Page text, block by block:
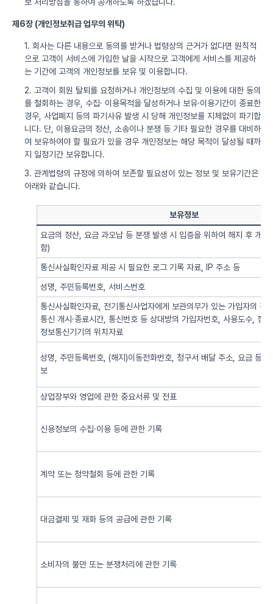
제6장 (개인정보취급 업무의 위탁)
1. 회사는 다른 내용으로 동의를 받거나 법령상의 근거가 없다면 원칙적
으로 고객이 서비스에 가입한 날을 시작으로 고객에게 서비스를 제공하
는 기간에 고객의 개인정보를 보유 및 이용합니다.
2. 고객이 회원 탈퇴를 요청하거나 개인정보의 수집 및 이용에 대한 동의
를 철회하는 경우, 수집· 이용목적을 달성하거나 보유·이용기간이 종료한
경우, 사업폐지 등의 파기사유 발생 시 당해 개인정보를 지체없이 파기합
니다. 단, 이용요금의 정산, 소송이나 분쟁 등 기타 필요한 경우를 대비하
여 보유하여야 할 필요가 있을 경우 개인정보는 해당 목적이 달성될 때까
지 일정기간 보유합니다.
3. 관계법령의 규정에 의하여 보존할 필요성이 있는 정보 및 보유기간은
아래와 같습니다.
보유정보
요금의 정산, 요금 과오납 등 분쟁 발생 시 입증을 위하여 해지 후 개인
함)
통신사실확인자료 제공 시 필요한 로그 기록 자료, IP 주소 등
성명, 주민등록번호, 서비스번호
통신사실확인자료, 전기통신사업자에게 보관의무가 있는 가입자의 전
통신 개시·종료시간, 통신번호 등 상대방의 가입자번호, 사용도수, 정
정보통신기기의 위치자료
성명, 주민등록번호, (해지)이동전화번호, 청구서 배달 주소, 요금 등
보
상업장부와 영업에 관한 중요서류 및 전표
신용정보의 수집·이용 등에 관한 기록
계약 또는 청약철회 등에 관한 기록
대금결제 및 재화 등의 공급에 관한 기록
소비자의 불만 또는 분쟁처리에 관한 기록